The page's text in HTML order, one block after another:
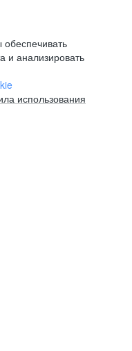
и анализировать
использования